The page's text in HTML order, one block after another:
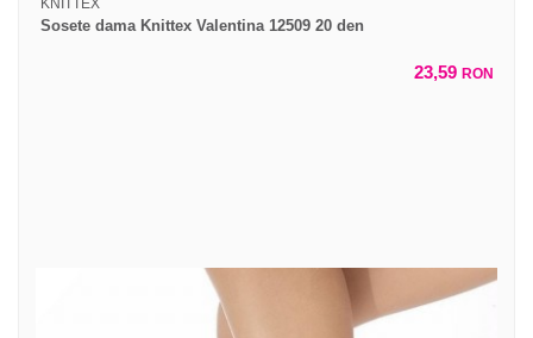
KNITTEX
Sosete dama Knittex Valentina 12509 20 den
23,59 RON